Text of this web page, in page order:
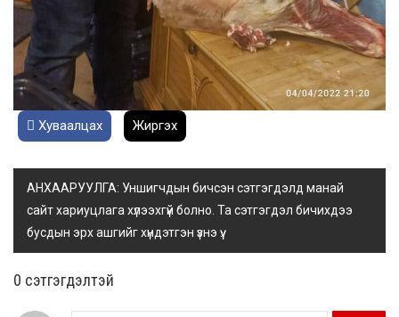
Хуваалцах Жиргэх
АНХААРУУЛГА: Уншигчдын бичсэн сэтгэгдэлд манай
сайт хариуцлага хүлээхгүй болно. Та сэтгэгдэл бичихдээ
бусдын эрх ашгийг хүндэтгэн үзнэ үү.
0 cэтгэгдэлтэй